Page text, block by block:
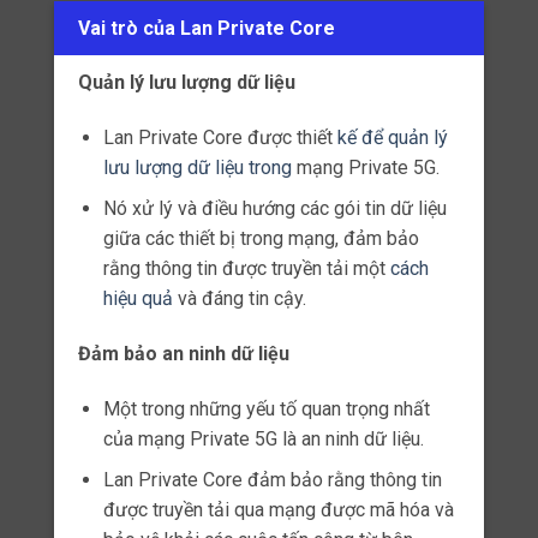
REMOTE RADIO HEADS (RRHS)
Remote Radio Heads (RRHs) là một phần quan
trọng trong hệ thống mạng di động 5G.
Chúng là thiết bị phát sóng và thu sóng không dây
được sử dụng để kết nối với các thiết bị di động
trong mạng.
RRHs được đặt ở xa trung tâm điều khiển mạng
(Baseband Unit – BBU) và được kết nối thông qua
thuận tiện để phủ sóng cho khu vực cần thiết.
cấp tốc độ truyền dữ liệu nhanh hơn cho người dùng
trong mạng.